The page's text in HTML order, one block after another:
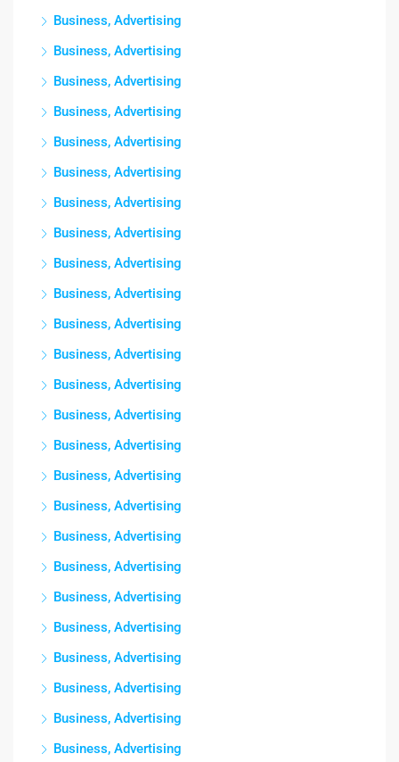
Business, Advertising
Business, Advertising
Business, Advertising
Business, Advertising
Business, Advertising
Business, Advertising
Business, Advertising
Business, Advertising
Business, Advertising
Business, Advertising
Business, Advertising
Business, Advertising
Business, Advertising
Business, Advertising
Business, Advertising
Business, Advertising
Business, Advertising
Business, Advertising
Business, Advertising
Business, Advertising
Business, Advertising
Business, Advertising
Business, Advertising
Business, Advertising
Business, Advertising